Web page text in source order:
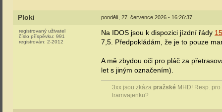
Ploki pondělí, 27. července 2026 - 16:26:37
registrovaný uživatel
číslo příspěvku: 991
registrován: 2-2012
Na IDOS jsou k dispozici jízdní řády
7,5. Předpokládám, že je to pouze
A mě zbydou oči pro pláč za
let s jiným označením).
3xx jsou zkáza pražské MHD! Resp.
tramvajenku?